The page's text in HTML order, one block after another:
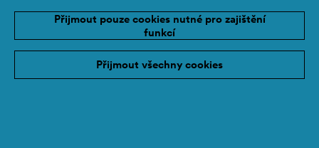
Přijmout pouze cookies nutné pro zajištění
funkcí
Přijmout všechny cookies